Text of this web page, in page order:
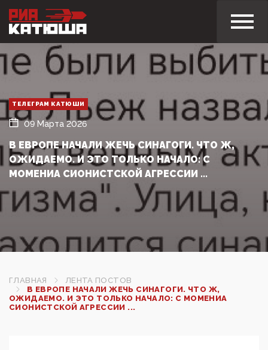
ТЕЛЕГРАМ КАТЮШИ
09 Марта 2026
В ЕВРОПЕ НАЧАЛИ ЖЕЧЬ СИНАГОГИ. ЧТО Ж,
ОЖИДАЕМО. И ЭТО ТОЛЬКО НАЧАЛО: С
МОМЕНИА СИОНИСТСКОЙ АГРЕССИИ ...
ГЛАВНАЯ
ЛЕНТА ПОСТОВ
В ЕВРОПЕ НАЧАЛИ ЖЕЧЬ СИНАГОГИ. ЧТО Ж,
ОЖИДАЕМО. И ЭТО ТОЛЬКО НАЧАЛО: С МОМЕНИА
СИОНИСТСКОЙ АГРЕССИИ ...